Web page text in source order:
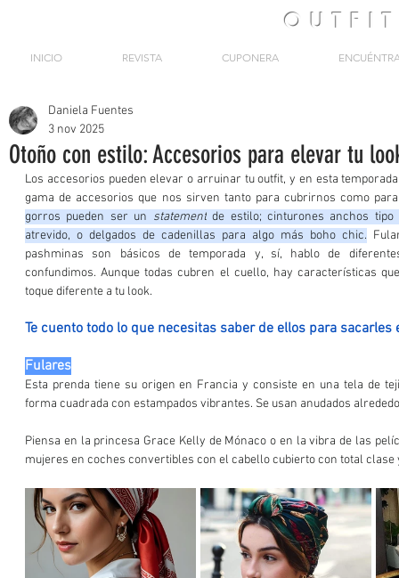
OUTFIT
INICIO REVISTA CUPONERA
Otoño con estilo: Accesorios para elevar tu
Daniela Fuentes
3 nov 2025
Los accesorios pueden elevar o arruinar tu outfit, y en esta
gama de accesorios que nos sirven tanto para cubrirnos como
gorros pueden ser un statement de estilo; cinturones anchos
atrevido, o delgados de cadenillas para algo más boho chic.
pashminas son básicos de temporada y, sí, hablo de
confundimos. Aunque todas cubren el cuello, hay características
toque diferente a tu look.
Te cuento todo lo que necesitas saber de ellos para sacarles
Fulares
Esta prenda tiene su origen en Francia y consiste en una tela de
forma cuadrada con estampados vibrantes. Se usan anudados
Piensa en la princesa Grace Kelly de Mónaco o en la vibra de las
mujeres en coches convertibles con el cabello cubierto con total clase